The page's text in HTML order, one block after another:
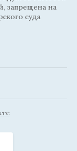
запрещена на
суда